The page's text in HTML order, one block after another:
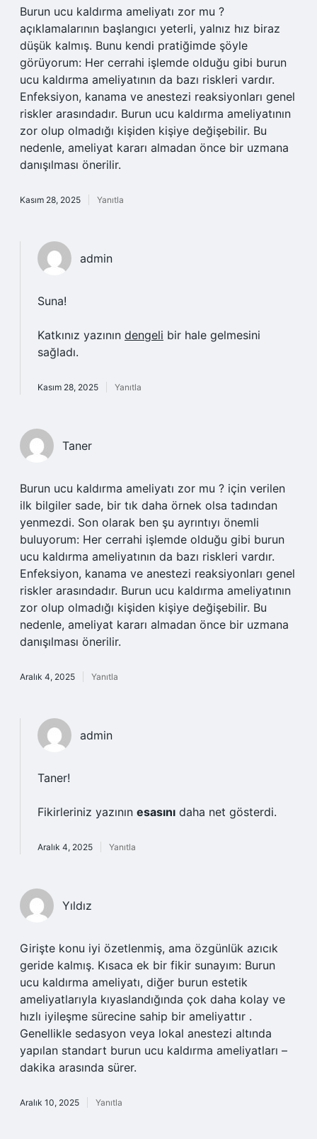
Burun ucu kaldırma ameliyatı zor mu ?
açıklamalarının başlangıcı yeterli, yalnız hız biraz
düşük kalmış. Bunu kendi pratiğimde şöyle
görüyorum: Her cerrahi işlemde olduğu gibi burun
ucu kaldırma ameliyatının da bazı riskleri vardır.
Enfeksiyon, kanama ve anestezi reaksiyonları genel
riskler arasındadır. Burun ucu kaldırma ameliyatının
zor olup olmadığı kişiden kişiye değişebilir. Bu
nedenle, ameliyat kararı almadan önce bir uzmana
danışılması önerilir.
Kasım 28, 2025 Yanıtla
admin
Suna!
Katkınız yazının dengeli bir hale gelmesini
sağladı.
Kasım 28, 2025 Yanıtla
Taner
Burun ucu kaldırma ameliyatı zor mu ? için verilen
ilk bilgiler sade, bir tık daha örnek olsa tadından
yenmezdi. Son olarak ben şu ayrıntıyı önemli
buluyorum: Her cerrahi işlemde olduğu gibi burun
ucu kaldırma ameliyatının da bazı riskleri vardır.
Enfeksiyon, kanama ve anestezi reaksiyonları genel
riskler arasındadır. Burun ucu kaldırma ameliyatının
zor olup olmadığı kişiden kişiye değişebilir. Bu
nedenle, ameliyat kararı almadan önce bir uzmana
danışılması önerilir.
Aralık 4, 2025 Yanıtla
admin
Taner!
Fikirleriniz yazının esasını daha net gösterdi.
Aralık 4, 2025 Yanıtla
Yıldız
Girişte konu iyi özetlenmiş, ama özgünlük azıcık
geride kalmış. Kısaca ek bir fikir sunayım: Burun
ucu kaldırma ameliyatı, diğer burun estetik
ameliyatlarıyla kıyaslandığında çok daha kolay ve
hızlı iyileşme sürecine sahip bir ameliyattır .
Genellikle sedasyon veya lokal anestezi altında
yapılan standart burun ucu kaldırma ameliyatları –
dakika arasında sürer.
Aralık 10, 2025 Yanıtla